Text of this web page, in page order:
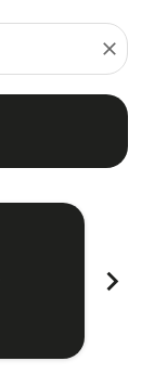
close
chevron_right